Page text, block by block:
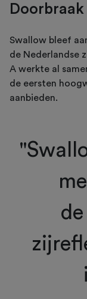
Swallow bleef
de Nederlandse
A werkte al
de eersten
aanbieden.